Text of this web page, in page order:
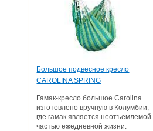
Большое подвесное кресло
CAROLINA SPRING
Гамак-кресло большое Carolina
изготовлено вручную в Колумбии,
где гамак является неотъемлемой
частью ежедневной жизни.